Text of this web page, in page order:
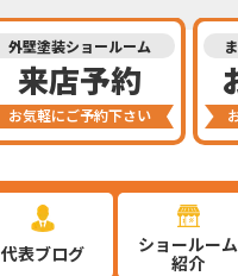
外壁塗装ショールーム
来店予約
お気軽にご予約下さい
代表ブログ
ショールーム
紹介